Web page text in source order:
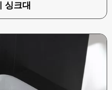
싱크대